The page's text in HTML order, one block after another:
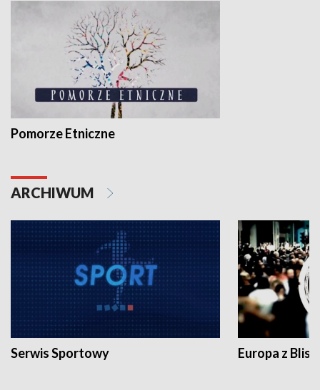
Pomorze Etniczne
ARCHIWUM
Serwis Sportowy Europa z